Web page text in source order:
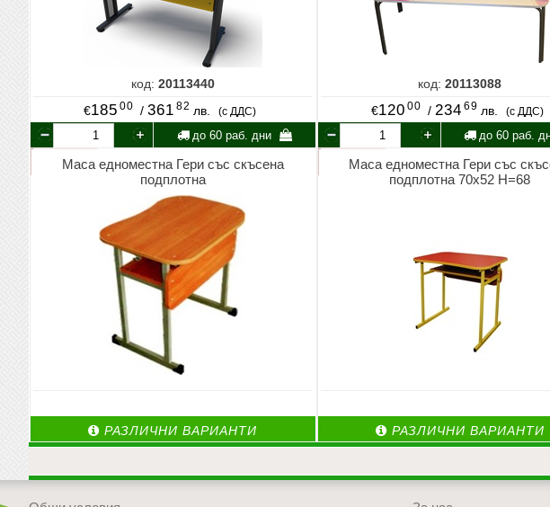
код: 20113440
€185 00 /361 82 лв. (с ДДС)
до 60 раб. дни
код:20113088
€120 00 / 234 69 лв. (с ДДС)
до 60 раб.
Маса едноместна Гери със скъсена
подплотна
РАЗЛИЧНИ ВАРИАНТИ
Маса едноместна Гери със
подплотна 70х52 Н=68
РАЗЛИЧНИ ВАРИАНТИ